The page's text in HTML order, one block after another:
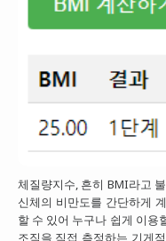
체질량지수, 흔히 BMI라고
신체의 비만도를 간단하게
할 수 있어 누구나 쉽게 이용
조직을 직접 측정하는 기게